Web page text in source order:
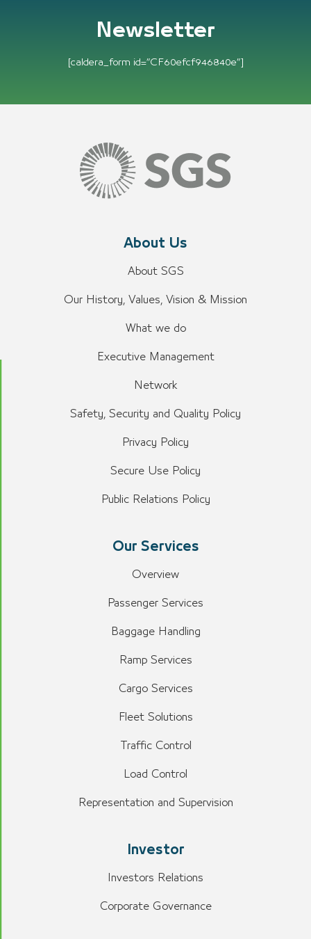
Newsletter
[caldera_form id=”CF60efcf946840e”]
About Us
About SGS
Our History, Values, Vision & Mission
What we do
Executive Management
Network
Safety, Security and Quality Policy
Privacy Policy
Secure Use Policy
Public Relations Policy
Our Services
Overview
Passenger Services
Baggage Handling
Ramp Services
Cargo Services
Fleet Solutions
Traffic Control
Load Control
Representation and Supervision
Investor
Investors Relations
Corporate Governance